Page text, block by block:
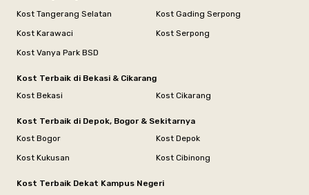
Kost Tangerang Selatan
Kost Gading Serpong
Kost Karawaci
Kost Serpong
Kost Vanya Park BSD
Kost Terbaik di Bekasi & Cikarang
Kost Bekasi
Kost Cikarang
Kost Terbaik di Depok, Bogor & Sekitarnya
Kost Bogor
Kost Depok
Kost Kukusan
Kost Cibinong
Kost Terbaik Dekat Kampus Negeri